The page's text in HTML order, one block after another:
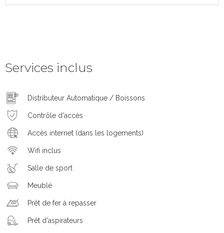
Services inclus
Distributeur Automatique / Boissons
Contrôle d'accès
Accès internet (dans les logements)
Wifi inclus
Salle de sport
Meublé
Prêt de fer à repasser
Prêt d'aspirateurs